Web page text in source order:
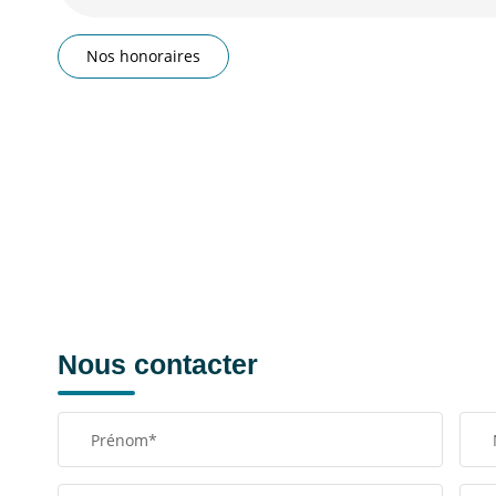
Nos honoraires
Nous contacter
Prénom*